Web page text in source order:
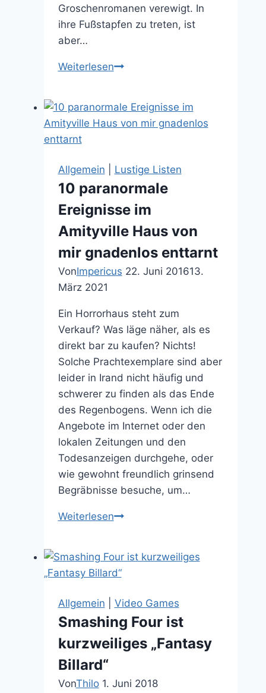
Groschenromanen verewigt. In
ihre Fußstapfen zu treten, ist
aber…
WeiterlesenMein
Groschenroman!
Allgemein Lustige Listen
10 paranormale
Ereignisse im
Amityville Haus von
mir gnadenlos enttarnt
VonImpericus 22. Juni 201613.
März 2021
Ein Horrorhaus steht zum
Verkauf? Was läge näher, als es
direkt bar zu kaufen? Nichts!
Solche Prachtexemplare sind aber
leider in Irand nicht häufig und
schwerer zu finden als das Ende
des Regenbogens. Wenn ich die
Angebote im Internet oder den
lokalen Zeitungen und den
Todesanzeigen durchgehe, oder
wie gewohnt freundlich grinsend
Begräbnisse besuche, um…
Weiterlesen10
im
Amityville
Haus
mir
gnadenlos
Allgemein Video Games
Smashing Four ist
kurzweiliges „Fantasy
Billard“
VonThilo 1. Juni 2018